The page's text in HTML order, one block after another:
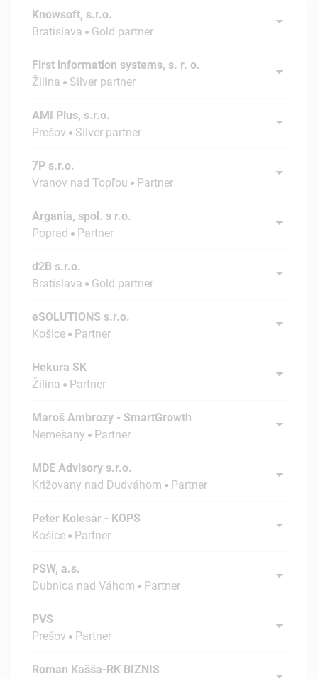
Knowsoft, s.r.o.
Bratislava
Gold partner
First information systems, s. r. o.
Žilina
Silver partner
AMI Plus, s.r.o.
Prešov
Silver partner
7P s.r.o.
Vranov nad Topľou
Partner
Argania, spol. s r.o.
Poprad
Partner
d2B s.r.o.
Bratislava
Gold partner
eSOLUTIONS s.r.o.
Košice
Partner
Hekura SK
Žilina
Partner
Maroš Ambrozy - SmartGrowth
Nemešany
Partner
MDE Advisory s.r.o.
Križovany nad Dudváhom
Partner
Peter Kolesár - KOPS
Košice
Partner
PSW, a.s.
Dubnica nad Váhom
Partner
PVS
Prešov
Partner
Roman Kašša-RK BIZNIS